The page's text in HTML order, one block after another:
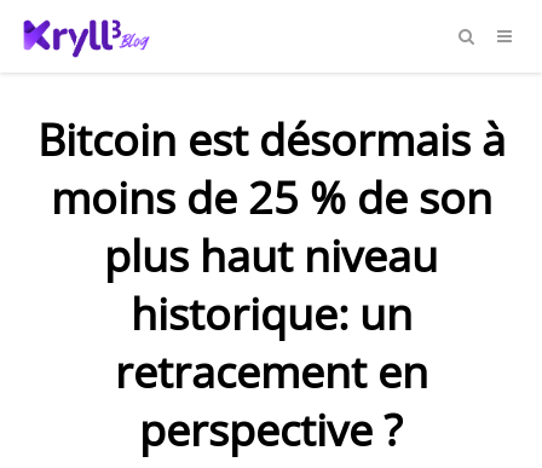
Bitcoin est désormais à
moins de 25 % de son
plus haut niveau
historique: un
retracement en
perspective ?